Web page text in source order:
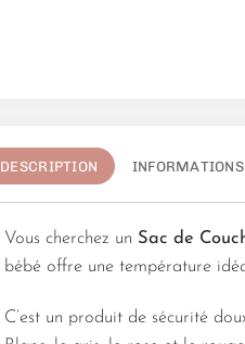
DESCRIPTION
Vous cherchez un Sac de
bébé offre une température
C’est un produit de sécurité